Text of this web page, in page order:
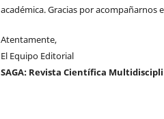
académica. Gracias por acompañarnos
Atentamente,
El Equipo Editorial
SAGA: Revista Científica